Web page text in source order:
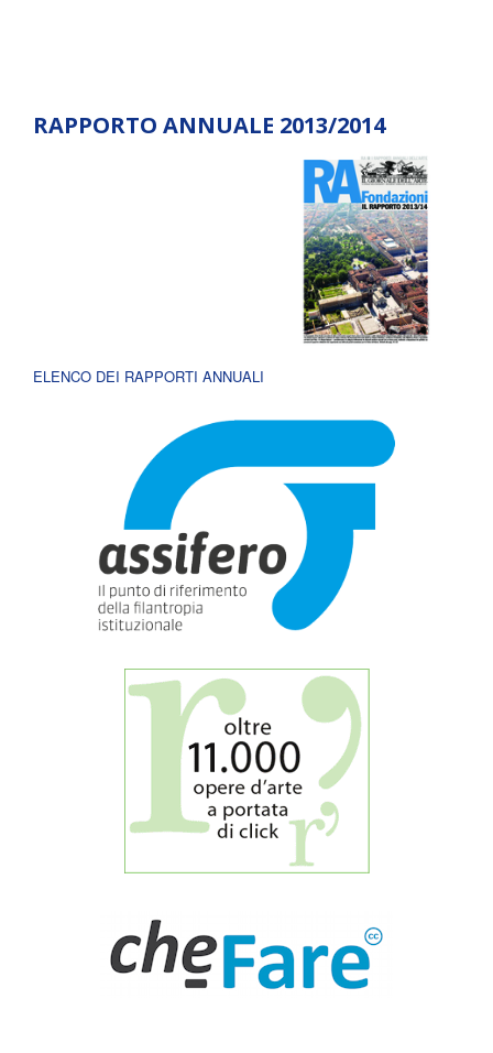
RAPPORTO ANNUALE 2013/2014
ELENCO DEI RAPPORTI ANNUALI